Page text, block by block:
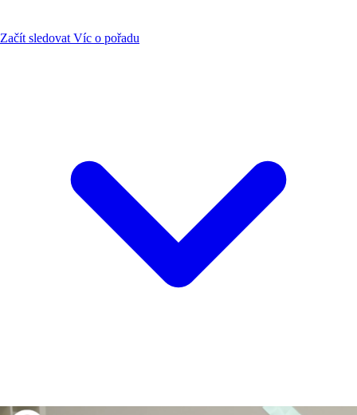
Začít sledovat Víc o pořadu